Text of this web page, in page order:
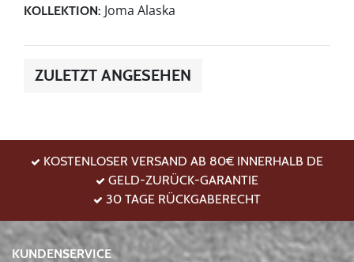
KOLLEKTION: Joma Alaska
ZULETZT ANGESEHEN
KOSTENLOSER VERSAND AB 80€ INNERHALB DE
GELD-ZURÜCK-GARANTIE
30 TAGE RÜCKGABERECHT
KUNDENSERVICE